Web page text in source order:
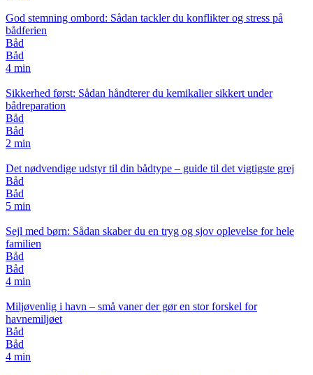
God stemning ombord: Sådan tackler du konflikter og stress på
bådferien
Båd
Båd
4 min
Sikkerhed først: Sådan håndterer du kemikalier sikkert under
bådreparation
Båd
Båd
2 min
Det nødvendige udstyr til din bådtype – guide til det vigtigste grej
Båd
Båd
5 min
Sejl med børn: Sådan skaber du en tryg og sjov oplevelse for hele
familien
Båd
Båd
4 min
Miljøvenlig i havn – små vaner der gør en stor forskel for
havnemiljøet
Båd
Båd
4 min